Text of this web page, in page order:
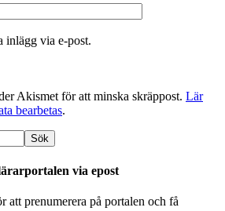
inlägg via e-post.
Akismet för att minska skräppost. Lär
bearbetas.
via epost
att prenumerera på portalen och få